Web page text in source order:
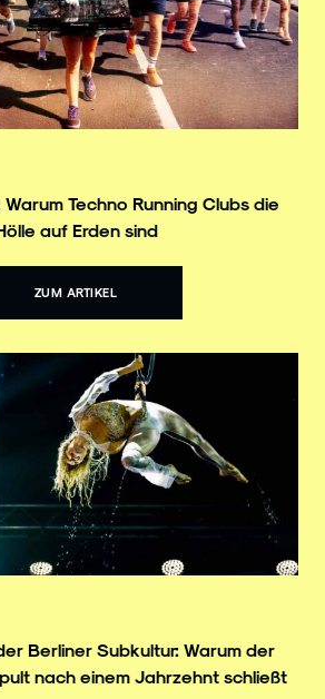
Techno Running Clubs die
auf Erden sind
ZUM ARTIKEL
Berliner Subkultur: Warum der
nach einem Jahrzehnt schließt